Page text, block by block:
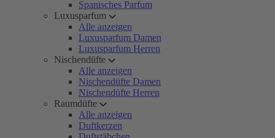
Spanisches Parfum
Luxusparfum
Alle anzeigen
Luxusparfum Damen
Luxusparfum Herren
Nischendüfte
Alle anzeigen
Nischendüfte Damen
Nischendüfte Herren
Raumdüfte
Alle anzeigen
Duftkerzen